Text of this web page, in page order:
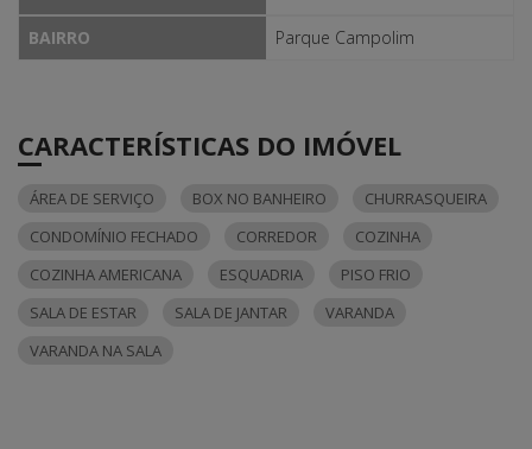
BAIRRO
Parque Campolim
CARACTERÍSTICAS DO IMÓVEL
ÁREA DE SERVIÇO BOX NO BANHEIRO
CHURRASQUEIRA
CONDOMÍNIO FECHADO
CORREDOR
COZINHA
COZINHA AMERICANA
ESQUADRIA
PISO FRIO
SALA DE ESTAR
SALA DE JANTAR
VARANDA
VARANDA NA SALA